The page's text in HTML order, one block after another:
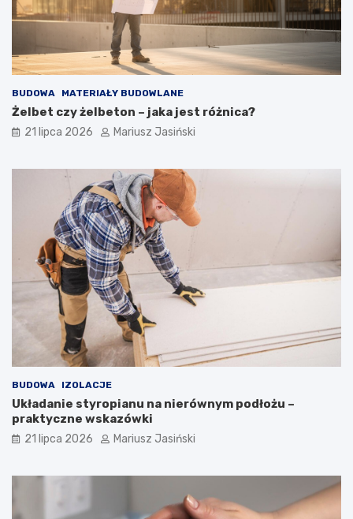
BUDOWA MATERIAŁY BUDOWLANE
Żelbet czy żelbeton – jaka jest różnica?
21 lipca 2026 Mariusz Jasiński
BUDOWA IZOLACJE
Układanie styropianu na nierównym podłożu –
praktyczne wskazówki
21 lipca 2026 Mariusz Jasiński